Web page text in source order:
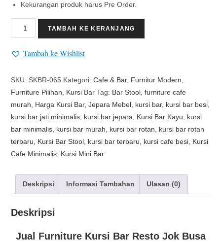
Kekurangan produk harus Pre Order.
TAMBAH KE KERANJANG
Tambah ke Wishlist
SKU: SKBR-065 Kategori:Cafe & Bar, Furnitur Modern
Furniture Pilihan
Kursi Bar Tag: Bar Stool ,furniture cafe
murah
Harga Kursi Bar,Jepara Mebel kursi bar, kursi bar besi
kursi bar jati minimalis kursi bar jepara Kursi Bar Kayu
kursi
bar minimalis kursi bar murah kursi bar rotan
kursi bar rotan
terbaru
Kursi Bar Stool kursi bar terbaru kursi cafe besi Kursi
Cafe Minimalis Kursi Mini Bar
Deskripsi Informasi Tambahan Ulasan (0)
Deskripsi
Jual Furniture Kursi Bar Resto Jok Busa